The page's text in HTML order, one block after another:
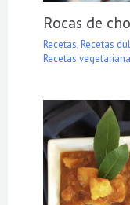
Rocas de
Recetas,Recetas
Recetas